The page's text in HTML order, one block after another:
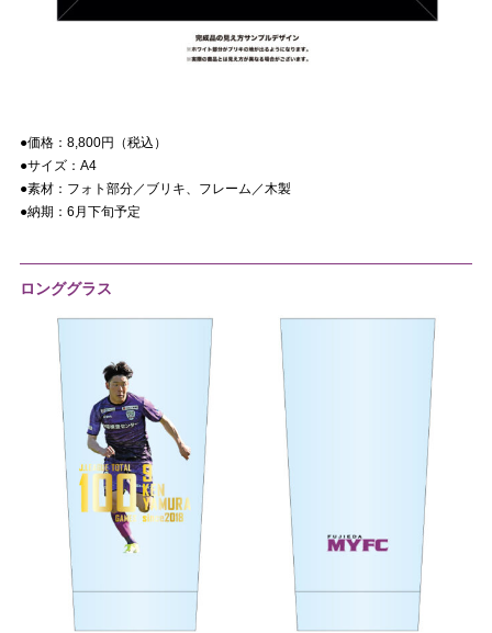
●価格： 8,800円（税込）
●サイズ：A4
●素材：フォト部分／ブリキ、フレーム／木製
●納期： 6 月下旬予定
ロンググラス